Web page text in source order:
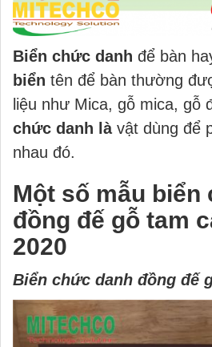
Biển chức danh để bàn
biển tên để bàn thường
liệu như Mica, gỗ mica, gỗ
chức danh làvật dùng để
nhau đó.
Một số mẫu biển
đồng đế gỗ tam
2020
Biển chức danh đồng đế